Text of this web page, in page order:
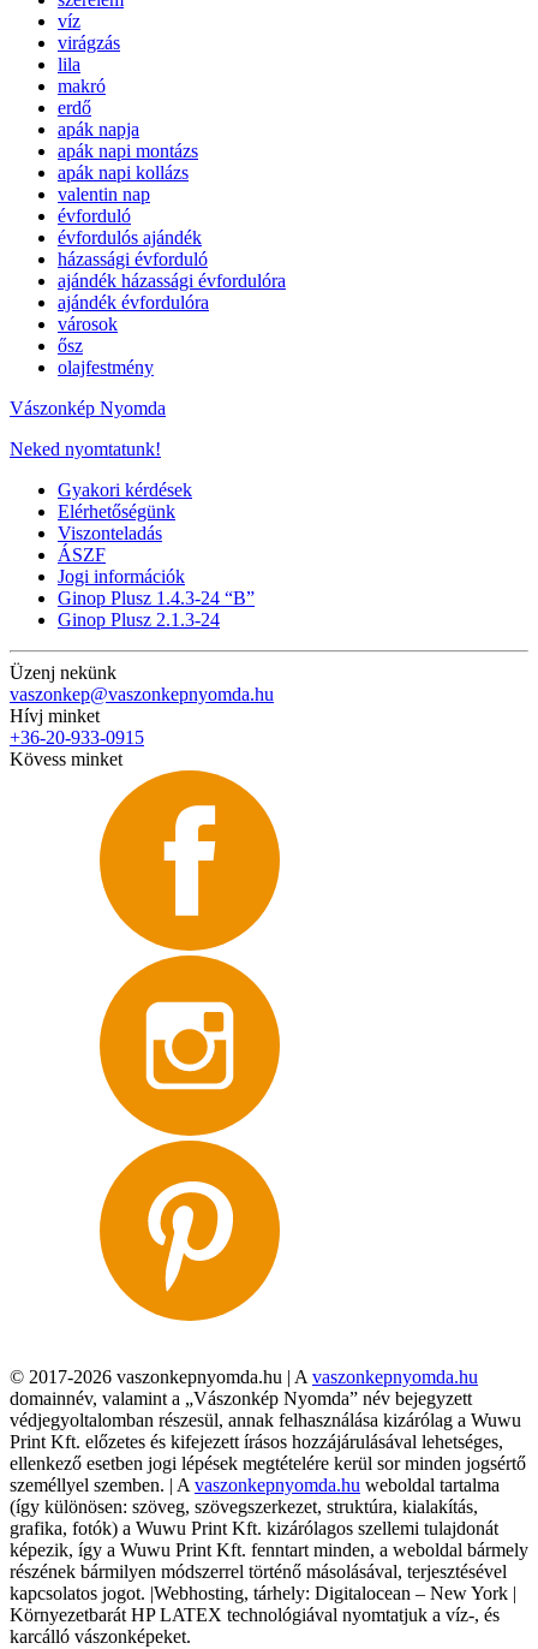
víz
virágzás
lila
makró
erdő
apák napja
apák napi montázs
apák napi kollázs
valentin nap
évforduló
évfordulós ajándék
házassági évforduló
ajándék házassági évfordulóra
ajándék évfordulóra
városok
ősz
olajfestmény
Vászonkép Nyomda
Neked nyomtatunk!
Gyakori kérdések
Elérhetőségünk
Viszonteladás
ÁSZF
Jogi információk
Ginop Plusz 1.4.3-24 “B”
Ginop Plusz 2.1.3-24
Üzenj nekünk
vaszonkep@vaszonkepnyomda.hu
Hívj minket
+36-20-933-0915
Kövess minket
© 2017-2026 vaszonkepnyomda.hu | A vaszonkepnyomda.hu
domainnév, valamint a „Vászonkép Nyomda” név bejegyzett
védjegyoltalomban részesül, annak felhasználása kizárólag a Wuwu
Print Kft. előzetes és kifejezett írásos hozzájárulásával lehetséges,
ellenkező esetben jogi lépések megtételére kerül sor minden jogsértő
személlyel szemben. | A vaszonkepnyomda.hu weboldal tartalma
(így különösen: szöveg, szövegszerkezet, struktúra, kialakítás,
grafika, fotók) a Wuwu Print Kft. kizárólagos szellemi tulajdonát
képezik, így a Wuwu Print Kft. fenntart minden, a weboldal bármely
részének bármilyen módszerrel történő másolásával, terjesztésével
kapcsolatos jogot. |Webhosting, tárhely: Digitalocean – New York |
Környezetbarát HP LATEX technológiával nyomtatjuk a víz-, és
karcálló vászonképeket.